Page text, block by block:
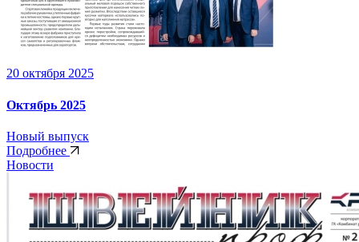
20 октября 2025
Октябрь 2025
Новый выпуск
Подробнее
Новости